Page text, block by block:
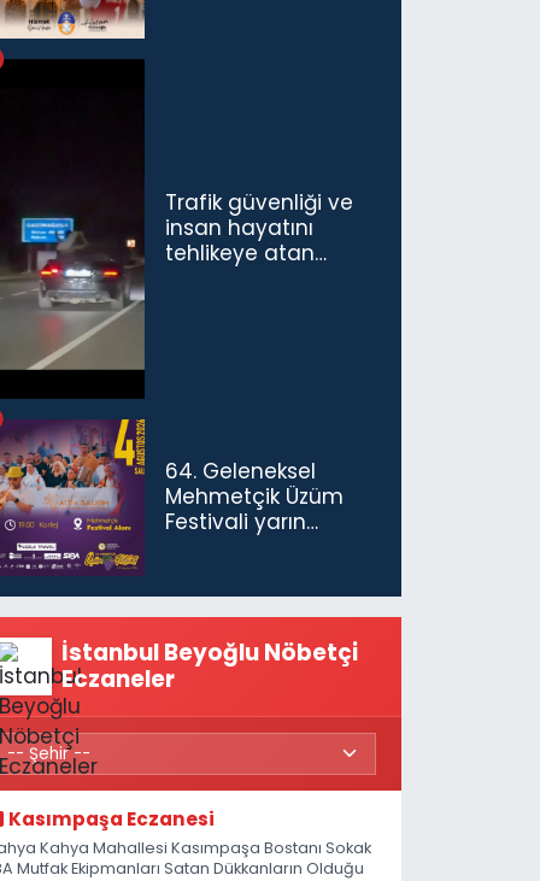
Trafik güvenliği ve
insan hayatını
tehlikeye atan
64. Geleneksel
Mehmetçik Üzüm
Festivali yarın
İstanbul Beyoğlu Nöbetçi
Eczaneler
Kasımpaşa Eczanesi
Kahya Mahallesi Kasımpaşa Bostanı Sokak
Mutfak Ekipmanları Satan Dükkanların Olduğu